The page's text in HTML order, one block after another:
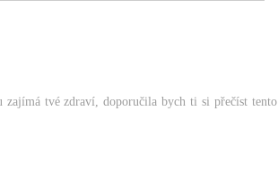
zajímá tvé zdraví, doporučila bych ti si přečíst tento